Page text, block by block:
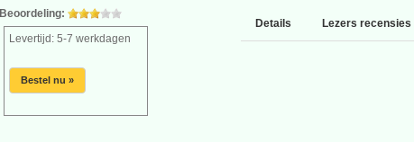
Beoordeling:
Levertijd: 5-7 werkdagen
Bestel nu »
Details Lezers recensies